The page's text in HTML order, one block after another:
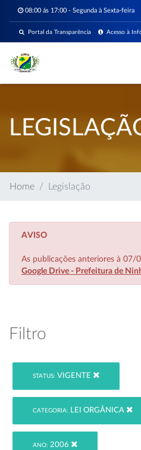
08:00 ás 17:00 - Segunda à Sexta-feira
Acesso à
Portal da Transparência
Home Legislação
AVISO
As publicações anteriores à 07/
Google Drive - Prefeitura de
Filtro
STATUS: VIGENTE
CATEGORIA: LEI ORGÂNICA
ANO: 2006